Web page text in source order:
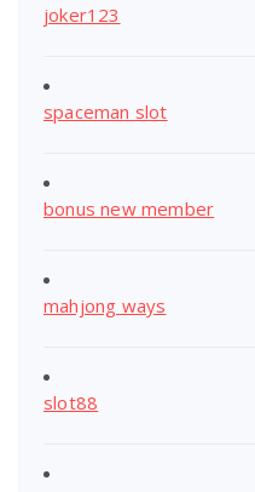
joker123
spaceman slot
bonus new member
mahjong ways
slot88